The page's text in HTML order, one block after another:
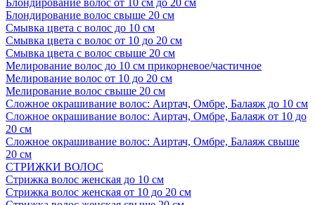
Блондирование волос от 10 см до 20 см
Блондирование волос свыше 20 см
Смывка цвета с волос до 10 см
Смывка цвета с волос от 10 до 20 см
Смывка цвета с волос свыше 20 см
Мелирование волос до 10 см прикорневое/частичное
Мелирование волос от 10 до 20 см
Мелирование волос свыше 20 см
Сложное окрашивание волос: Аиртач, Омбре, Балаяж до 10 см
Сложное окрашивание волос: Аиртач, Омбре, Балаяж от 10 до
20 см
Сложное окрашивание волос: Аиртач, Омбре, Балаяж свыше
20 см
СТРИЖКИ ВОЛОС
Стрижка волос женская до 10 см
Стрижка волос женская от 10 до 20 см